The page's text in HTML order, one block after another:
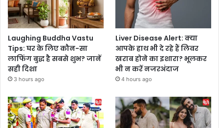
Laughing Buddha Vastu
Tips: घर के लिए कौन-सा
लाफिंग बुद्ध है सबसे शुभ? जानें
सही दिशा
3 hours ago
Liver Disease Alert: क्या
आपके हाथ भी दे रहे हैं लिवर
खराब होने का इशारा? भूलकर
भी न करें नजरअंदाज
4 hours ago